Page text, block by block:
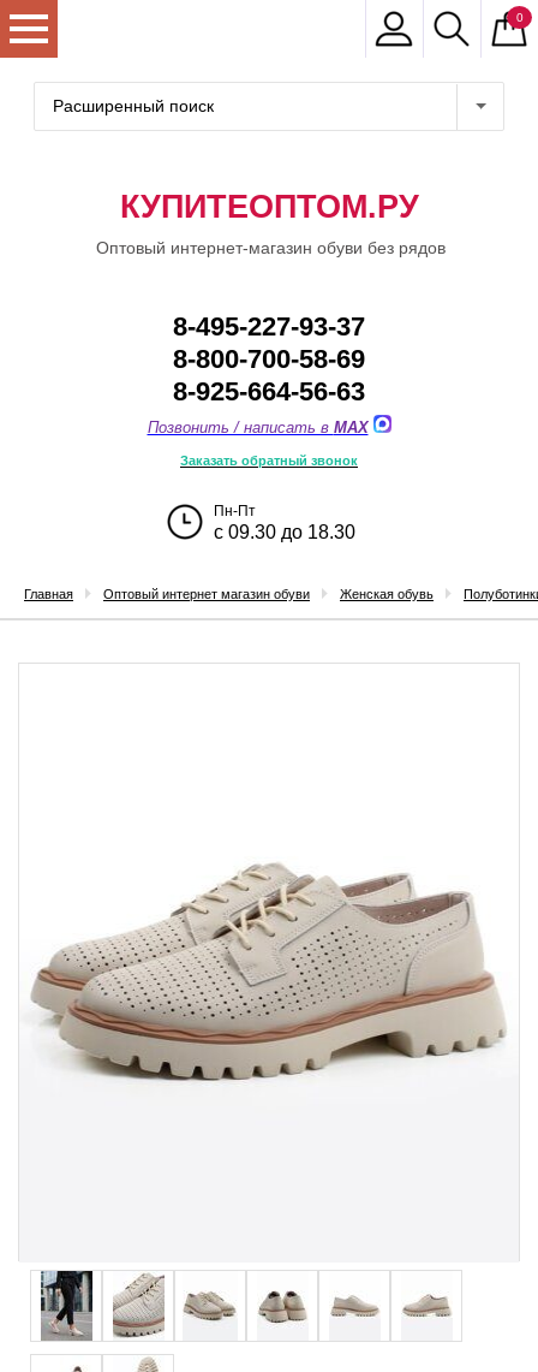
0
Расширенный поиск
КУПИТЕОПТОМ.РУ
Оптовый интернет-магазин обуви без рядов
8-495-227-93-37
8-800-700-58-69
8-925-664-56-63
Позвонить / написать в MAX
Заказать обратный звонок
Пн-Пт
с 09.30 до 18.30
Главная Оптовый интернет магазин обуви Женская обувь